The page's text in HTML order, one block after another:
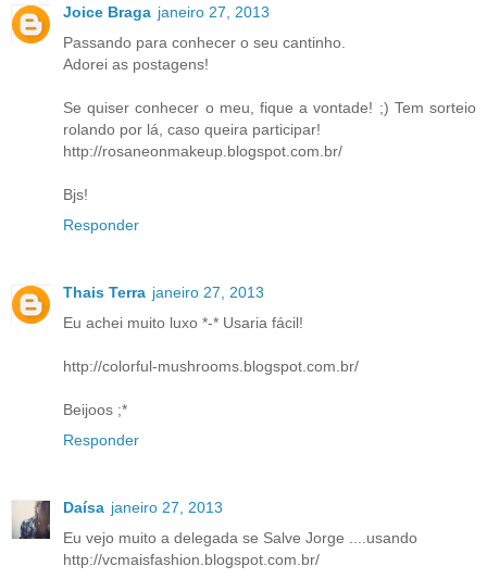
Joice Braga janeiro 27, 2013
Passando para conhecer o seu cantinho.
Adorei as postagens!
Se quiser conhecer o meu, fique a vontade! ;) Tem sorteio
rolando por lá, caso queira participar!
http://rosaneonmakeup.blogspot.com.br/
Bjs!
Responder
Thais Terra janeiro 27, 2013
Eu achei muito luxo *-* Usaria fácil!
http://colorful-mushrooms.blogspot.com.br/
Beijoos ;*
Responder
Daísa janeiro 27, 2013
Eu vejo muito a delegada se Salve Jorge ....usando
http://vcmaisfashion.blogspot.com.br/